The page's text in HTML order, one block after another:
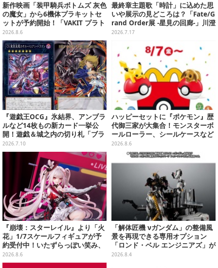
新作映画「装甲騎兵ボトムズ 灰色
の魔女」から6機体プラキットセ
ットが予約開始！「VAKIT プラト
ーン」第1弾、各部関節可動仕様
2026.8.6
最終章主題歌「時計」に込めた思
いや展示の見どころは？「Fate/G
rand Order展 -星見の回廊-」川澄
綾子さん&坂本真綾さんインタビ
2026.7.17
『遊戯王OCG』氷結界、アンブラ
ルなど14枚もの新カード一挙公
開！遊戯＆城之内の切り札「ブラ
ック・デーモンズ・ドラゴン」も
新たな装いで登場
2026.7.10
ハッピーセットに『ポケモン』歴
代御三家が大集合！モンスターボ
ールローラー、シールケースなど
全12種
2026.8.6
『崩壊：スターレイル』より「火
花」1/7スケールフィギュアが予
約受付中！いたずらっぽい笑み、
シルクハット型のステージが華や
かさを演出
2026.8.6
「解体匠機 νガンダム」の整備風
景を再現できる専用オプション
「ロンド・ベル エンジニアズ」が
抽選販売！応募期間は8月16日23
2026.8.4